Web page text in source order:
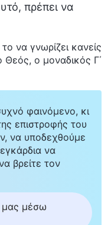
πρέπει να
να γνωρίζει κανείς
Θεός, ο μοναδικός Γ΄
φαινόμενο, κι
επιστροφής του
να υποδεχθούμε
να
βρείτε τον
μας μέσω